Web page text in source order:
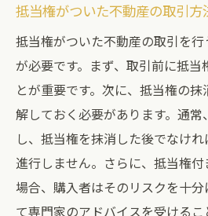
抵当権がついた不動産の取引方
抵当権がついた不動産の取引を
が必要です。まず、取引前に抵当
とが重要です。次に、抵当権の
解しておく必要があります。通
し、抵当権を抹消した後でなけ
進行しません。さらに、抵当権
場合、購入者はそのリスクを十
て専門家のアドバイスを受ける